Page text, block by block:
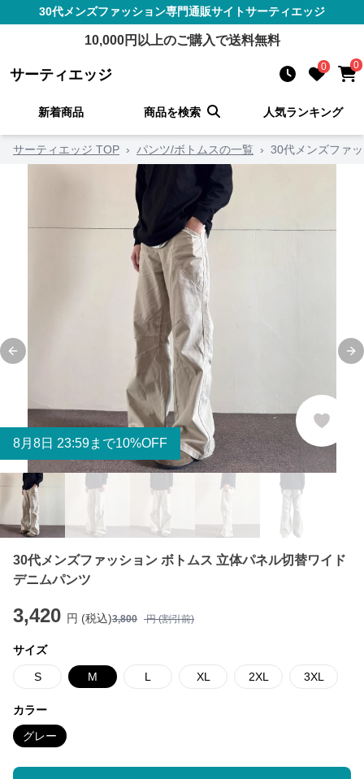
30代メンズファッション専門通販サイトサーティエッジ
10,000円以上のご購入で送料無料
サーティエッジ 0 0
新着商品 商品を検索 人気ランキング
サーティエッジ TOP › パンツ/ボトムスの一覧 › 30代メンズファ
Previous slide
8月 8日 23:59まで10%OFF
30代メンズファッション ボトムス 立体パネル切替ワイド
デニムパンツ
3,420 円 (税込)3,800 円 (割引前)
サイズ
S M L XL 2XL 3XL
カラー
グレー